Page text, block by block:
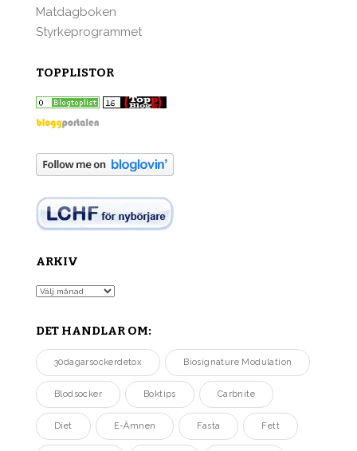
Matdagboken
Styrkeprogrammet
TOPPLISTOR
ARKIV
Arkiv
DET HANDLAR OM:
30dagarsockerdetox Biosignature Modulation
Blodsocker Boktips Carbnite
Diet E-Ämnen Fasta Fett